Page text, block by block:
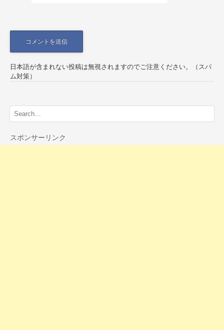
日本語が含まれない投稿は無視されますのでご注意ください。（スパ
ム対策）
スポンサーリンク